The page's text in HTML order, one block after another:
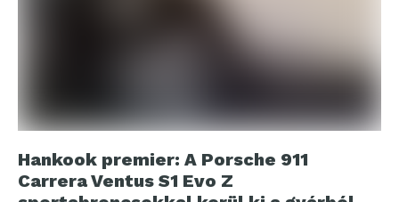
Hankook premier: A Porsche 911
Carrera Ventus S1 Evo Z